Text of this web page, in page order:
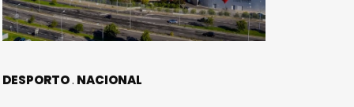
DESPORTO NACIONAL